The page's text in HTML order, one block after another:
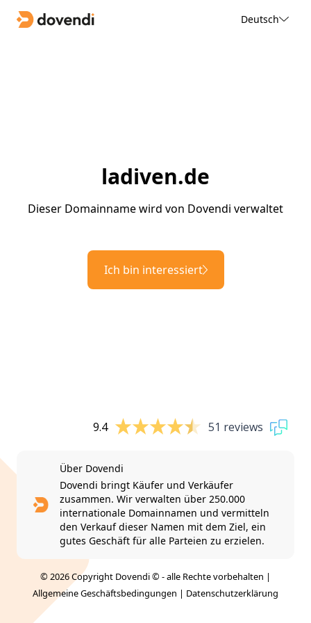
Deutsch
ladiven.de
Dieser Domainname wird von Dovendi verwaltet
Ich bin interessiert
9.4 51 reviews
Über Dovendi
Dovendi bringt Käufer und Verkäufer
zusammen. Wir verwalten über 250.000
internationale Domainnamen und vermitteln
den Verkauf dieser Namen mit dem Ziel, ein
gutes Geschäft für alle Parteien zu erzielen.
© 2026 Copyright Dovendi © - alle Rechte vorbehalten |
Allgemeine Geschäftsbedingungen | Datenschutzerklärung